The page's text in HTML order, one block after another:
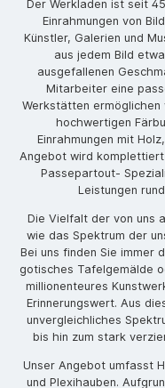
Der Werkladen ist seit
Einrahmungen von
Künstler, Galerien und
aus jedem Bild
ausgefallenen
Mitarbeiter eine
Werkstätten ermöglichen
hochwertigen
Einrahmungen mit
Angebot wird
Passepartout-
Leistungen
Die Vielfalt der von uns
wie das Spektrum der
Bei uns finden Sie immer
gotisches Tafelgemälde
millionenteures
Erinnerungswert. Aus
unvergleichliches
bis hin zum stark
Unser Angebot umfasst
und Plexihauben.